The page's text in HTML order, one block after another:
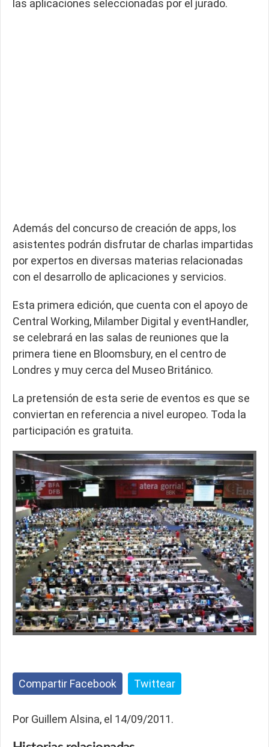
las aplicaciones seleccionadas por el jurado.
Además del concurso de creación de apps, los
asistentes podrán disfrutar de charlas impartidas
por expertos en diversas materias relacionadas
con el desarrollo de aplicaciones y servicios.
Esta primera edición, que cuenta con el apoyo de
Central Working, Milamber Digital y eventHandler,
se celebrará en las salas de reuniones que la
primera tiene en Bloomsbury, en el centro de
Londres y muy cerca del Museo Británico.
La pretensión de esta serie de eventos es que se
conviertan en referencia a nivel europeo. Toda la
participación es gratuita.
Compartir Facebook Twittear
Por Guillem Alsina, el 14/09/2011.